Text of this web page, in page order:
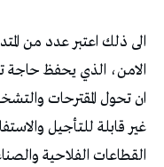
الى ذلك اعتبر عدد من
الامن، الذي يحفظ حاجة
ان تحول المقترحات
غير قابلة للتأجيل
القطاعات الفلاحية